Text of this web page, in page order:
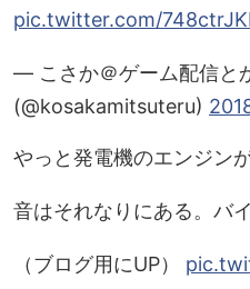
pic.twitter.com/
— こさか＠ゲーム配信と
(@kosakamitsuteru)
やっと発電機のエンジン
音はそれなりにある。バ
（ブログ用にUP）